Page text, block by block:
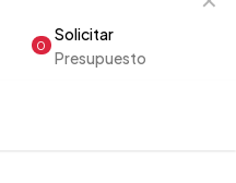
0
Solicitar
Presupuesto